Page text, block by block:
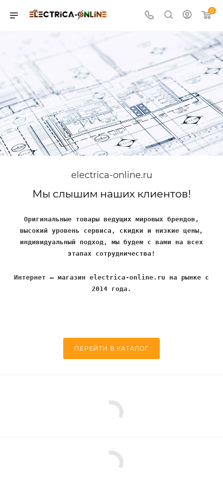
0
electrica-online.ru
Мы слышим наших клиентов!
Оригинальные товары ведущих мировых брендов,
высокий уровень сервиса, скидки и низкие цены,
индивидуальный подход, мы будем с вами на всех
этапах сотрудничества!
Интернет – магазин electrica-online.ru на рынке с
2014 года.
ПЕРЕЙТИ В КАТАЛОГ